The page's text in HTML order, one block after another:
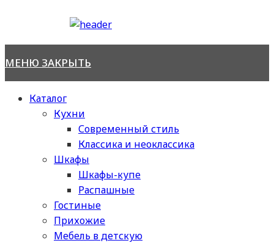
МЕНЮ ЗАКРЫТЬ
Каталог
Кухни
Современный стиль
Классика и неоклассика
Шкафы
Шкафы-купе
Распашные
Гостиные
Прихожие
Мебель в детскую